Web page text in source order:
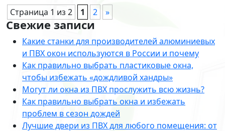
Страница 1 из 2 1 2 »
Свежие записи
Какие станки для производителей алюминиевых
и ПВХ окон используются в России и почему
Как правильно выбрать пластиковые окна,
чтобы избежать «дождливой хандры»
Могут ли окна из ПВХ прослужить всю жизнь?
Как правильно выбрать окна и избежать
проблем в сезон дождей
Лучшие двери из ПВХ для любого помещения: от